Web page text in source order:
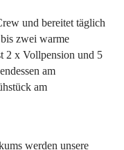
und bereitet täglich
zwei warme
2 x Vollpension und 5
am
am
werden unsere